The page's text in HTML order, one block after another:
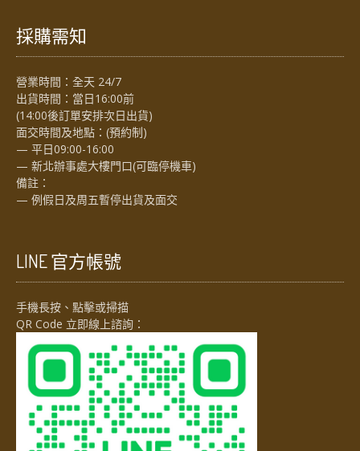
採購需知
營業時間：全天 24/7
出貨時間：當日16:00前
(14:00後訂單安排次日出貨)
面交時間及地點：(預約制)
— 平日09:00-16:00
— 新北辦事處大樓門口(可臨停機車)
備註：
— 例假日及周五暫停出貨及面交
LINE 官方帳號
手機長按、點擊或掃描
QR Code 立即線上諮詢：